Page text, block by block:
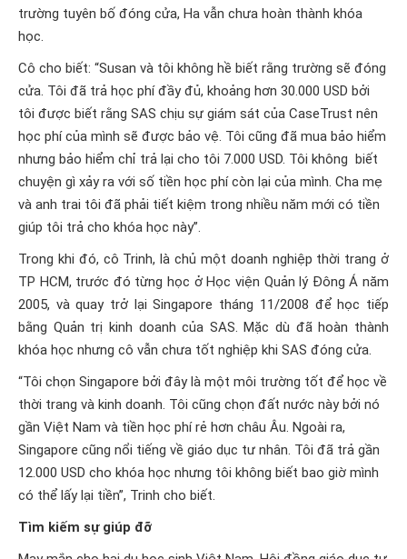
trường tuyên bố đóng cửa, Ha vẫn chưa hoàn thành khóa
học.
Cô cho biết: “Susan và tôi không hề biết rằng trường sẽ đóng
cửa. Tôi đã trả học phí đầy đủ, khoảng hơn 30.000 USD bởi
tôi được biết rằng SAS chịu sự giám sát của CaseTrust nên
học phí của mình sẽ được bảo vệ. Tôi cũng đã mua bảo hiểm
nhưng bảo hiểm chỉ trả lại cho tôi 7.000 USD. Tôi không biết
chuyện gì xảy ra với số tiền học phí còn lại của mình. Cha mẹ
và anh trai tôi đã phải tiết kiệm trong nhiều năm mới có tiền
giúp tôi trả cho khóa học này”.
Trong khi đó, cô Trinh, là chủ một doanh nghiệp thời trang ở
TP HCM, trước đó từng học ở Học viện Quản lý Đông Á năm
2005, và quay trở lại Singapore tháng 11/2008 để học tiếp
bằng Quản trị kinh doanh của SAS. Mặc dù đã hoàn thành
khóa học nhưng cô vẫn chưa tốt nghiệp khi SAS đóng cửa.
“Tôi chọn Singapore bởi đây là một môi trường tốt để học về
thời trang và kinh doanh. Tôi cũng chọn đất nước này bởi nó
gần Việt Nam và tiền học phí rẻ hơn châu Âu. Ngoài ra,
Singapore cũng nổi tiếng về giáo dục tư nhân. Tôi đã trả gần
12.000 USD cho khóa học nhưng tôi không biết bao giờ mình
có thể lấy lại tiền”, Trinh cho biết.
Tìm kiếm sự giúp đỡ